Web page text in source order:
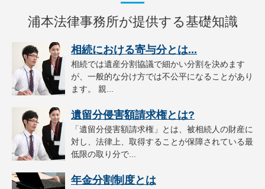
浦本法律事務所が提供する基礎知識
相続における寄与分とは...
相続では遺産分割協議で細かい分割を決めます
が、一般的な分け方では不公平になることがあり
ます。 親...
遺留分侵害額請求権とは?
「遺留分侵害額請求権」とは、被相続人の財産に
対し、法律上、取得することが保障されている最
低限の取り分で...
年金分割制度とは